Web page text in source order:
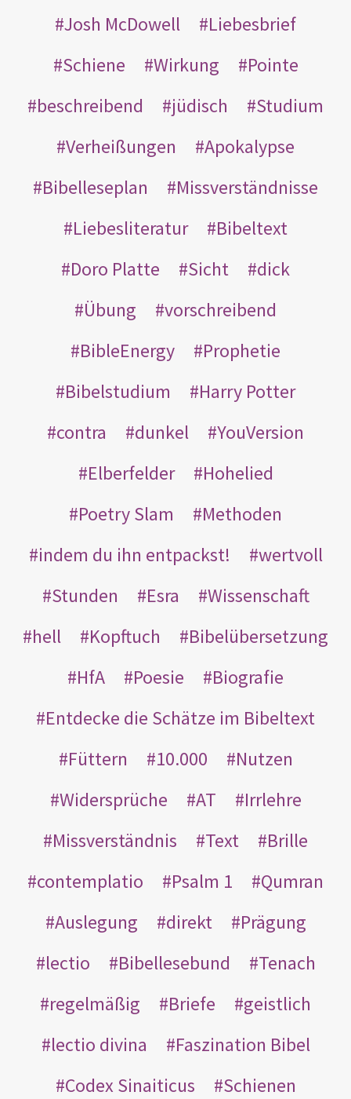
Josh McDowell
Liebesbrief
Schiene
Wirkung
Pointe
beschreibend
jüdisch
Studium
Verheißungen
Apokalypse
Bibelleseplan
Missverständnisse
Liebesliteratur
Bibeltext
Doro Platte
Sicht
dick
Übung
vorschreibend
BibleEnergy
Prophetie
Bibelstudium
Harry Potter
contra
dunkel
YouVersion
Elberfelder
Hohelied
Poetry Slam
Methoden
indem du ihn entpackst!
wertvoll
Stunden
Esra
Wissenschaft
hell
Kopftuch
Bibelübersetzung
HfA
Poesie
Biografie
Entdecke die Schätze im Bibeltext
Füttern
10.000
Nutzen
Widersprüche
AT
Irrlehre
Missverständnis
Text
Brille
contemplatio
Psalm 1
Qumran
Auslegung
direkt
Prägung
lectio
Bibellesebund
Tenach
regelmäßig
Briefe
geistlich
lectio divina
Faszination Bibel
Codex Sinaiticus
Schienen